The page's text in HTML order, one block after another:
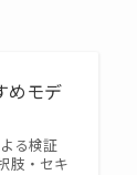
めモデ
る検証
肢・セキ